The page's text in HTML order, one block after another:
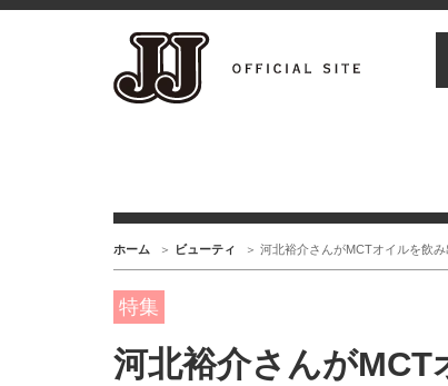
ホーム ビューティ 河北裕介さんがMCTオイルを飲み
特集
河北裕介さんが